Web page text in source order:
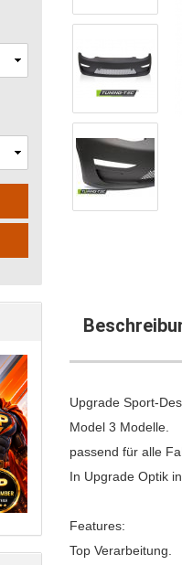
Upgrade Sport-
Model 3 Modelle.
passend für alle
In Upgrade Optik
Features:
Top Verarbeitung.